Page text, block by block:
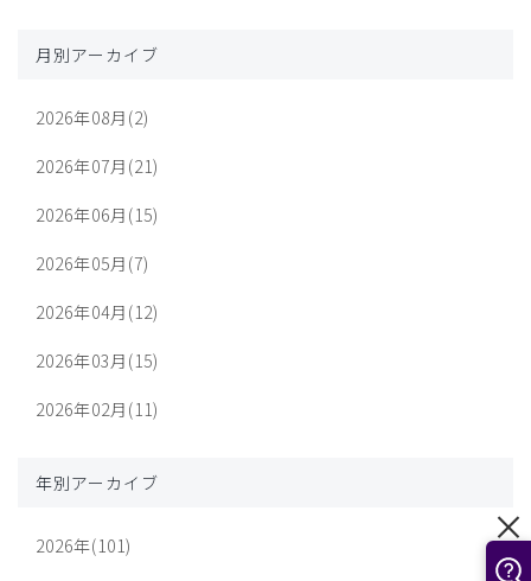
月別アーカイブ
2026年08月(2)
2026年07月(21)
2026年06月(15)
2026年05月(7)
2026年04月(12)
2026年03月(15)
2026年02月(11)
年別アーカイブ
2026年(101)